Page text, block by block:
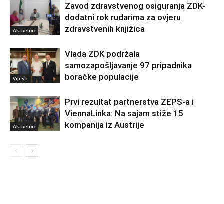
Aktuelno
Zavod zdravstvenog osiguranja ZDK-
dodatni rok rudarima za ovjeru
zdravstvenih knjižica
Vijesti
Vlada ZDK podržala
samozapošljavanje 97 pripadnika
boračke populacije
Aktuelno
Prvi rezultat partnerstva ZEPS-a i
ViennaLinka: Na sajam stiže 15
kompanija iz Austrije